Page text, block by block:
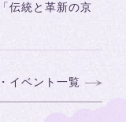
伝統と革新の京
イベント一覧